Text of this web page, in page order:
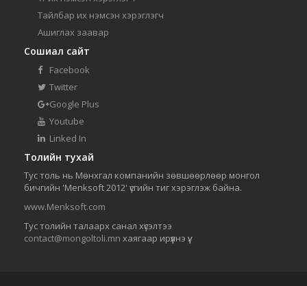
Тайлбар их нэмсэн хэрэглэгч
Ашиглах заавар
Сошиал сайт
Facebook
Twitter
Google Plus
Youtube
Linked In
Толийн тухай
Тус толь нь Мөнхгал компанийн зөвшөөрлөөр монгол
бичгийн 'Menksoft 2012' үсгийн тиг хэрэглэж байна.
www.Menksoft.com
Тус толийн талаарх санал хүсэлтээ
contact@mongoltoli.mn хаягаар ирүүлнэ үү.